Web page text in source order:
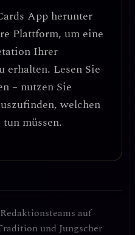
App herunter
Plattform, um eine
Ihrer
erhalten. Lesen Sie
– nutzen Sie
welchen
müssen.
auf
und Jungscher